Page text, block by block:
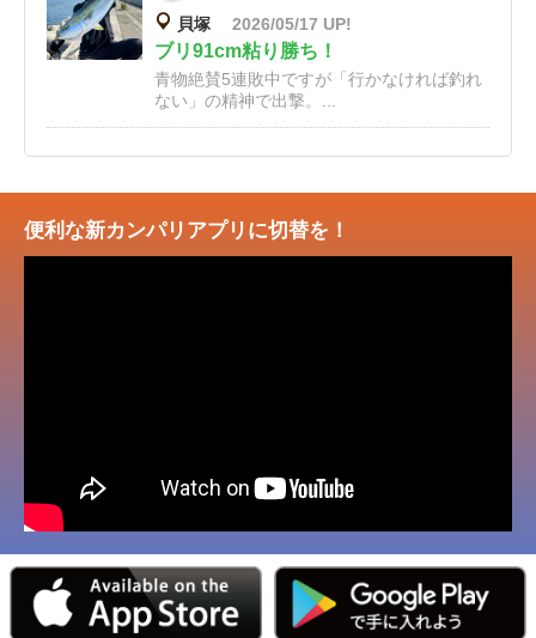
貝塚 2026/05/17 UP!
ブリ91cm粘り勝ち！
青物絶賛5連敗中ですが「行かなければ釣れ
ない」の精神で出撃。...
便利な新カンパリアプリに切替を！